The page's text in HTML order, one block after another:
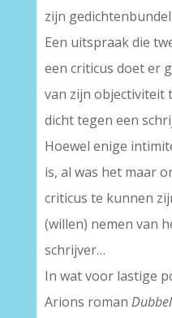
zijn gedichtenbundel
Een uitspraak die
een criticus doet er
van zijn objectiviteit
dicht tegen een
Hoewel enige
is, al was het maar
criticus te kunnen
(willen) nemen van
schrijver…
In wat voor lastige
Arions roman